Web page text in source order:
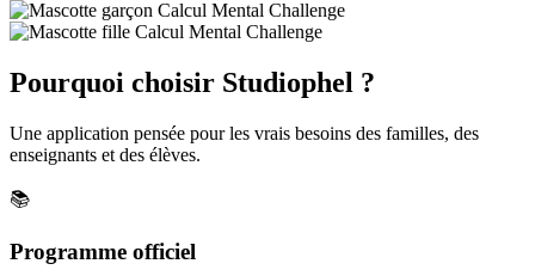
Pourquoi choisir Studiophel ?
Une application pensée pour les vrais besoins des familles, des
enseignants et des élèves.
📚
Programme officiel